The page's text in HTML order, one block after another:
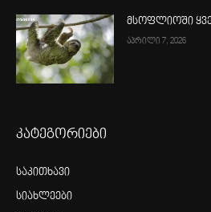
მსოფლიოში
აპრილი 7, 2026
კატეგორიები
საკითხავი
სიახლეები